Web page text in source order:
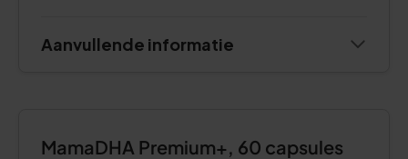
Aanvullende informatie
MamaDHA Premium+, 60 capsules